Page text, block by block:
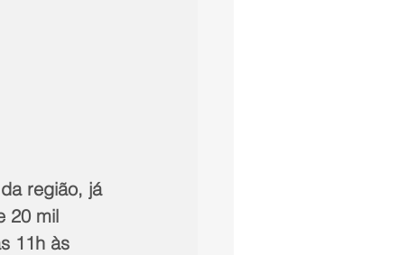
região, já
20 mil
11h às